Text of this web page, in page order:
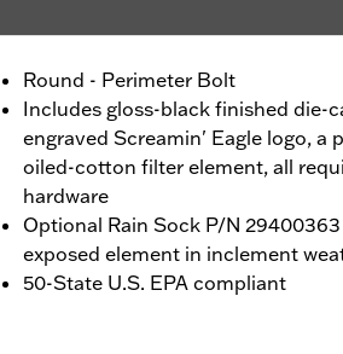
Round - Perimeter Bolt
Includes gloss-black finished die-
engraved Screamin' Eagle logo, a
oiled-cotton filter element, all
hardware
Optional Rain Sock P/N
exposed element in inclement
50-State U.S. EPA compliant